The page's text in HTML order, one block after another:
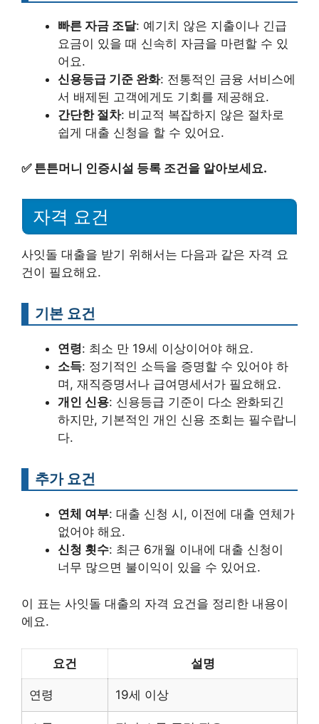
빠른 자금 조달: 예기치 않은 지출이나 긴급
요금이 있을 때 신속히 자금을 마련할 수 있
어요.
신용등급 기준 완화: 전통적인 금융 서비스에
서 배제된 고객에게도 기회를 제공해요.
간단한 절차: 비교적 복잡하지 않은 절차로
쉽게 대출 신청을 할 수 있어요.
✅ 튼튼머니 인증시설 등록 조건을 알아보세요.
자격 요건
사잇돌 대출을 받기 위해서는 다음과 같은 자격 요
건이 필요해요.
기본 요건
연령: 최소 만 19세 이상이어야 해요.
소득: 정기적인 소득을 증명할 수 있어야 하
며, 재직증명서나 급여명세서가 필요해요.
개인 신용: 신용등급 기준이 다소 완화되긴
하지만, 기본적인 개인 신용 조회는 필수랍니
다.
추가 요건
연체 여부: 대출 신청 시, 이전에 대출 연체가
없어야 해요.
신청 횟수: 최근 6개월 이내에 대출 신청이
너무 많으면 불이익이 있을 수 있어요.
이 표는 사잇돌 대출의 자격 요건을 정리한 내용이
에요.
요건 설명
연령 19세 이상